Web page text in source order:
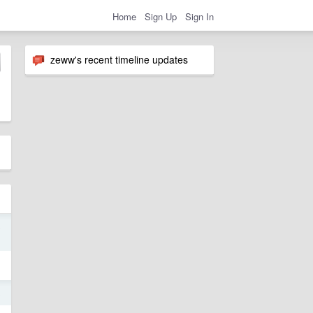
Home Sign Up Sign In
zeww's recent timeline updates